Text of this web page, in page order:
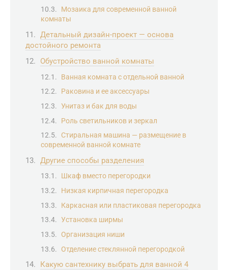
Мозаика для современной ванной
комнаты
Детальный дизайн-проект — основа
достойного ремонта
Обустройство ванной комнаты
Ванная комната с отдельной ванной
Раковина и ее аксессуары
Унитаз и бак для воды
Роль светильников и зеркал
Стиральная машина — размещение в
современной ванной комнате
Другие способы разделения
Шкаф вместо перегородки
Низкая кирпичная перегородка
Каркасная или пластиковая перегородка
Установка ширмы
Организация ниши
Отделение стеклянной перегородкой
Какую сантехнику выбрать для ванной 4